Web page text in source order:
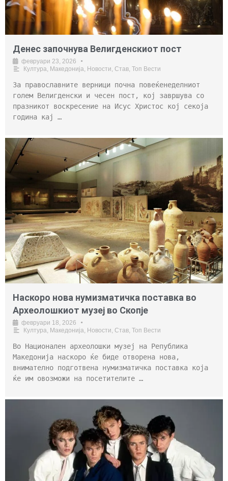
Денес започнува Велигденскиот пост
февруари 23, 2026
•
Култура, Македонија, Новости, Став, Топ Вести
За православните верници почна повеќенеделниот
голем Велигденски и чесeн пост, кој завршува со
празникот воскресение на Исус Христос кој секоја
година кај …
Наскоро нова нумизматичка поставка во
Археолошкиот музеј во Скопје
февруари 18, 2026
•
Култура Македонија Новости Став Топ Вести
Во Национален археолошки музеј на Република
Македонија наскоро ќе биде отворена нова,
внимателно подготвена нумизматичка поставка која
ќе им овозможи на посетителите …